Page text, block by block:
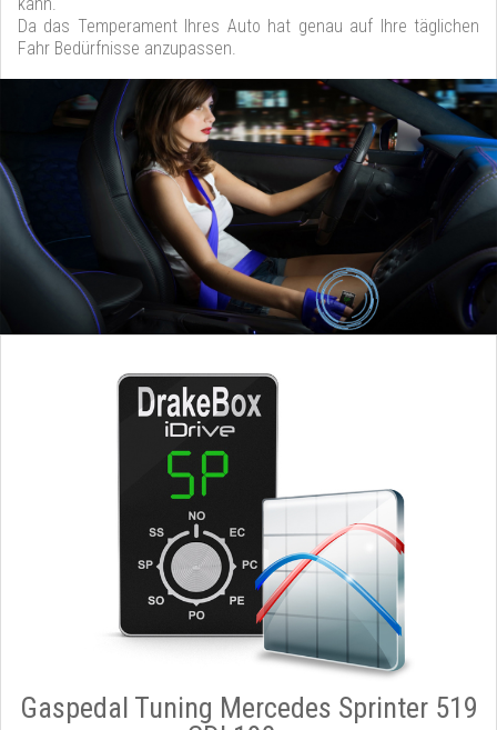
Da das Temperament Ihres Auto hat genau auf Ihre täglichen
Fahr Bedürfnisse anzupassen.
Gaspedal Tuning Mercedes Sprinter 519